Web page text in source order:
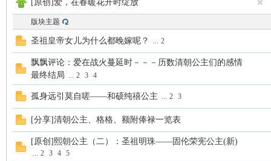
[原创]爱，在春暖花开时绽放
版块主题
圣祖皇帝女儿为什么都晚嫁呢？ ... 2
飘飘评论：爱在战火蔓延时－－－历数清朝公主们的感情
最终结局 ... 2 3 4
孤身远引莫自嗟——和硕纯禧公主 ... 2 3
[分享]清朝公主、格格、额附俸禄一览表
[原创]熙朝公主（二）：圣祖明珠——固伦荣宪公主(新)
... 2 3 4 5